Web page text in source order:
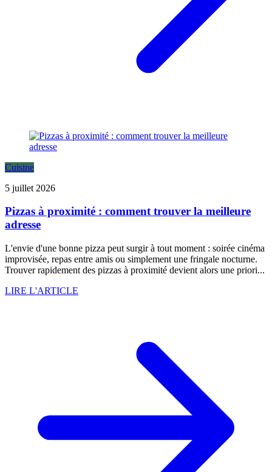
Cuisine
5 juillet 2026
Pizzas à proximité : comment trouver la meilleure
adresse
L'envie d'une bonne pizza peut surgir à tout moment : soirée cinéma
improvisée, repas entre amis ou simplement une fringale nocturne.
Trouver rapidement des pizzas à proximité devient alors une priori...
LIRE L'ARTICLE